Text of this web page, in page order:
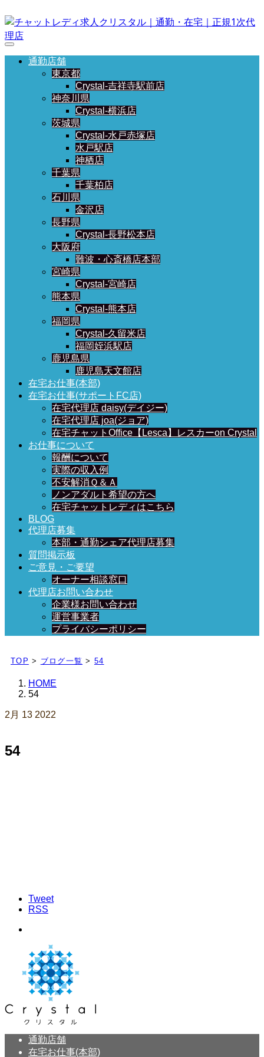
通勤店舗
東京都
Crystal-吉祥寺駅前店
神奈川県
Crystal-横浜店
茨城県
Crystal-水戸赤塚店
水戸駅店
神栖店
千葉県
千葉柏店
石川県
金沢店
長野県
Crystal-長野松本店
大阪府
難波・心斎橋店本部
宮崎県
Crystal-宮崎店
熊本県
Crystal-熊本店
福岡県
Crystal-久留米店
福岡姪浜駅店
鹿児島県
鹿児島天文館店
在宅お仕事(本部)
在宅お仕事(サポートFC店)
在宅代理店 daisy(デイジー)
在宅代理店 joa(ジョア)
在宅チャットOffice【Lesca】レスカーon Crystal
お仕事について
報酬について
実際の収入例
不安解消Ｑ＆Ａ
ノンアダルト希望の方へ
在宅チャットレディはこちら
BLOG
代理店募集
本部・通勤シェア代理店募集
質問掲示板
ご意見・ご要望
オーナー相談窓口
代理店お問い合わせ
企業様お問い合わせ
運営事業者
プライバシーポリシー
日々、ブログを更新中！
TOP > ブログ一覧 > 54
HOME
54
2月 13 2022
54
Tweet
RSS
通勤店舗
在宅お仕事(本部)